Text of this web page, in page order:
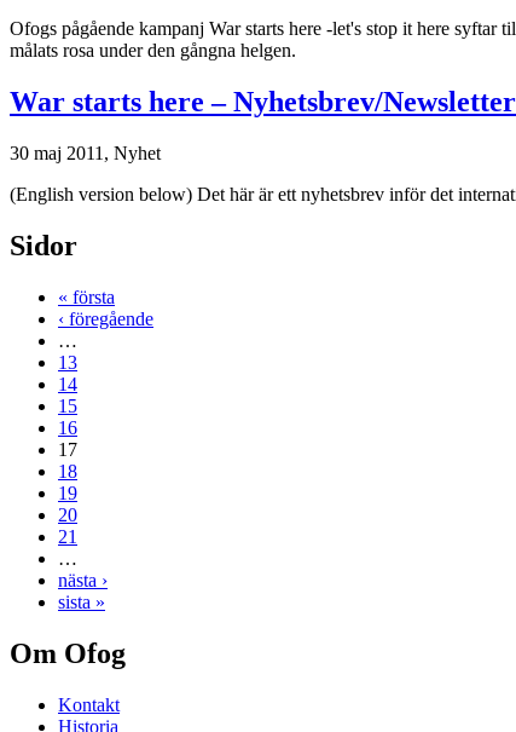
Ofogs pågående kampanj War starts here -let's stop it here
målats rosa under den gångna helgen.
War starts here – Nyhetsbrev/
30 maj 2011, Nyhet
(English version below) Det här är ett nyhetsbrev inför det
Sidor
« första
‹ föregående
…
13
14
15
16
17
18
19
20
21
…
nästa ›
sista »
Om Ofog
Kontakt
Historia